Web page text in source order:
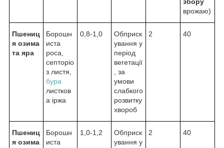
врожаю)
Пшениц
я озима
та яра
Борошн
иста
роса,
септоріо
з листя,
бура
листков
а іржа
0,8-1,0
Обприск
ування у
період
вегетації
, за
умови
слабкого
розвитку
хвороб
2 40
Пшениц
я озима
Борошн
иста
1,0-1,2
Обприск
ування у
2 40